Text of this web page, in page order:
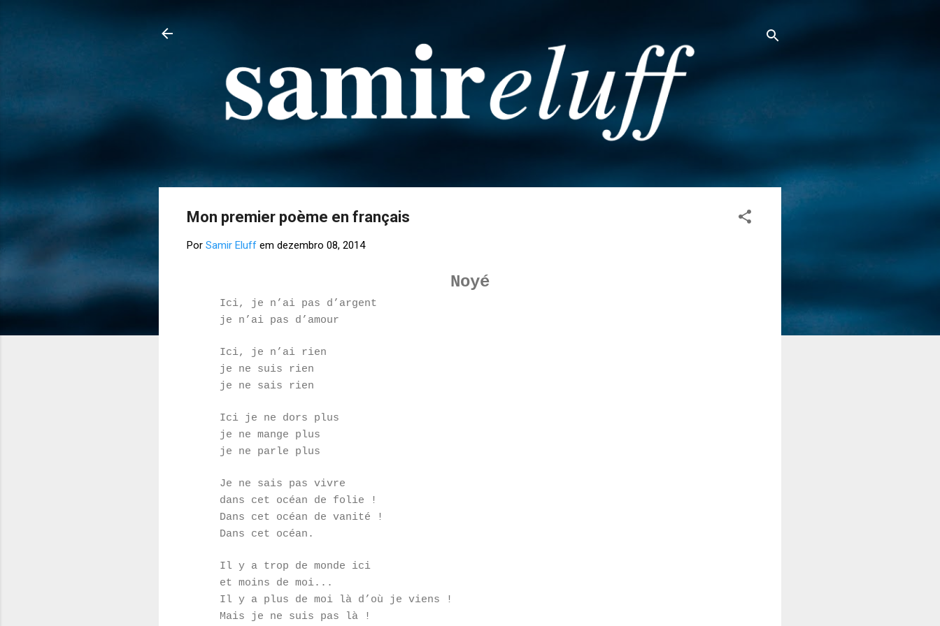
Mon premier poème en français
Por Samir Eluff em dezembro 08, 2014
Noyé
Ici, je n’ai pas d’argent
je n’ai pas d’amour
Ici, je n’ai rien
je ne suis rien
je ne sais rien
Ici je ne dors plus
je ne mange plus
je ne parle plus
Je ne sais pas vivre
dans cet océan de folie !
Dans cet océan de vanité !
Dans cet océan.
Il y a trop de monde ici
et moins de moi...
Il y a plus de moi là d’où je viens !
Mais je ne suis pas là !